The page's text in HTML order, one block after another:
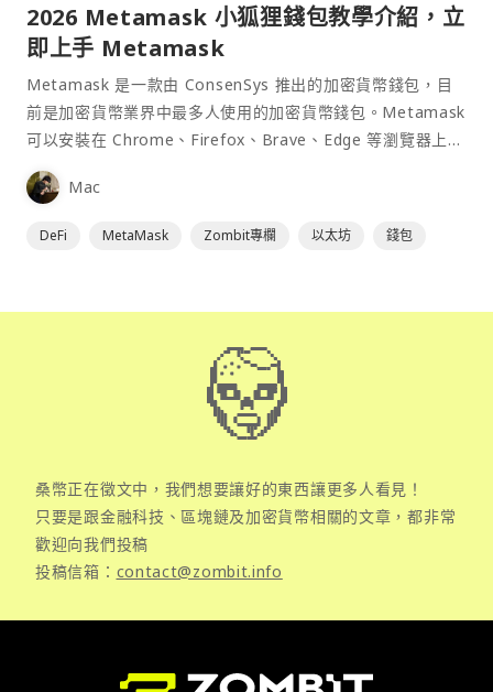
2026 Metamask 小狐狸錢包教學介紹，立
即上手 Metamask
Metamask 是一款由 ConsenSys 推出的加密貨幣錢包，目
前是加密貨幣業界中最多人使用的加密貨幣錢包。Metamask
可以安裝在 Chrome、Firefox、Brave、Edge 等瀏覽器上作
為插件使用，具備許多功能且使用上非常方便。
Mac
DeFi MetaMask Zombit專欄 以太坊 錢包
桑幣正在徵文中，我們想要讓好的東西讓更多人看見！
只要是跟金融科技、區塊鏈及加密貨幣相關的文章，都非常
歡迎向我們投稿
投稿信箱： contact@zombit.info